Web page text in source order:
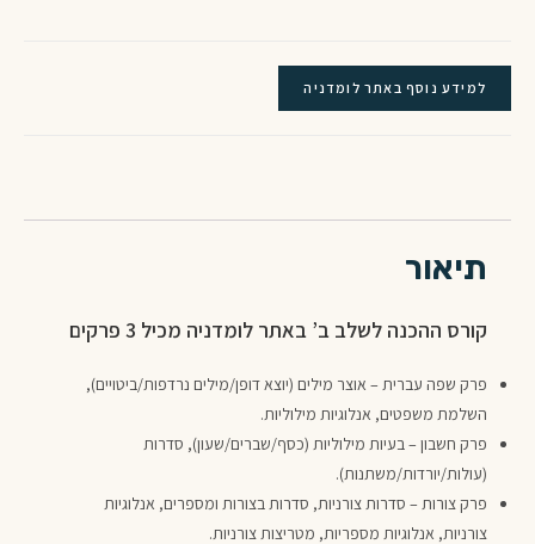
למידע נוסף באתר לומדניה
תיאור
קורס ההכנה לשלב ב’ באתר לומדניה מכיל 3 פרקים
פרק שפה עברית – אוצר מילים (יוצא דופן/מילים נרדפות/ביטויים),
השלמת משפטים, אנלוגיות מילוליות.
פרק חשבון – בעיות מילוליות (כסף/שברים/שעון), סדרות
(עולות/יורדות/משתנות).
פרק צורות – סדרות צורניות, סדרות בצורות ומספרים, אנלוגיות
צורניות, אנלוגיות מספריות, מטריצות צורניות.